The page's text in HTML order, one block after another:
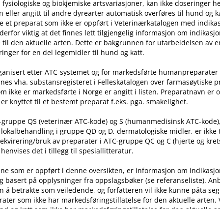
fysiologiske og biokjemiske artsvariasjoner, kan ikke doseringer
eller angitt til andre dyrearter automatisk overføres til hund og
et preparat som ikke er oppført i Veterinærkatalogen med
viktig at det finnes lett tilgjengelig informasjon om
til den aktuelle arten. Dette er bakgrunnen for utarbeidelsen av
for en del legemidler til hund og katt.
etter ATC-systemet og for markedsførte
vha. substansregisteret i Felleskatalogen over farmasøytiske
ikke er markedsførte i Norge er angitt i listen. Preparatnavn er
knyttet til et bestemt preparat f.eks. pga. smakelighet.
QS (veterinær ATC-kode) og S (humanmedisinsk ATC-
i gruppe QD og D, dermatologiske midler, er
​bruk av preparater i ATC-gruppe QC og C (hjerte og
det i tillegg til spesiallitteratur.
som er oppført i denne oversikten, er informasjon om
basert på opplysninger fra oppslagsbøker (se referanseliste).
å betrakte som veiledende, og forfatteren vil ikke kunne påta
som ikke har markedsføringstillatelse for den aktuelle arten.